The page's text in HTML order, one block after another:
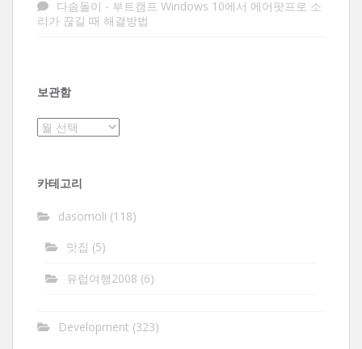
다솜돌이 - 부트캠프 Windows 10에서 에어팟프로 소
리가 끊길 때 해결방법
보관함
보
카테고리
dasomoli (118)
맛집 (5)
유럽여행2008 (6)
Development (323)